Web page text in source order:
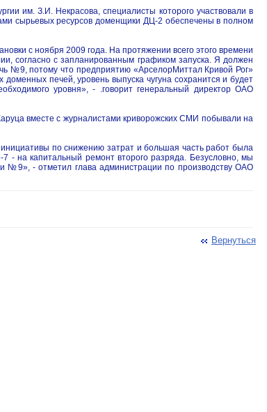
им. З.И. Некрасова, специалисты которого участвовали в
сырьевых ресурсов доменщики ДЦ-2 обеспечены в полном
с ноября 2009 года. На протяжении всего этого времени
согласно с запланированным графиком запуска. Я должен
№9, потому что предприятию «АрселорМиттал Кривой Рог»
печей, уровень выпуска чугуна сохранится и будет
уровня», - .говорит генеральный директор ОАО
вместе с журналистами криворожских СМИ побывали на
по снижению затрат и большая часть работ была
- на капитальный ремонт второго разряда. Безусловно, мы
№9», - отметил глава администрации по производству ОАО
Вернуться